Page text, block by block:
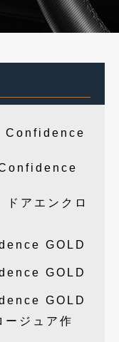
Confidence
アエンクロ
GOLD
GOLD
GOLD
ジュア作